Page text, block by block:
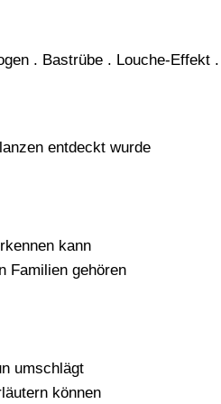
. Bastrübe . Louche-Effekt
entdeckt wurde
kann
Familien gehören
umschlägt
können